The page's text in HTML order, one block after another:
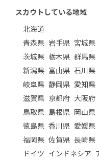
スカウトしている地域
北海道
青森県 岩手県 宮城県
茨城県 栃木県 群馬県
新潟県 富山県 石川県
岐阜県 静岡県 愛知県
滋賀県 京都府 大阪府
鳥取県 島根県 岡山県
徳島県 香川県 愛媛県
福岡県 佐賀県 長崎県
ドイツ インドネシア